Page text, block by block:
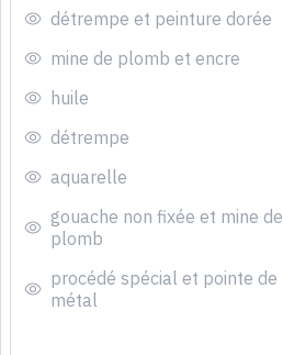
détrempe et peinture dorée
mine de plomb et encre
huile
détrempe
aquarelle
gouache non fixée et mine de
plomb
procédé spécial et pointe de
métal